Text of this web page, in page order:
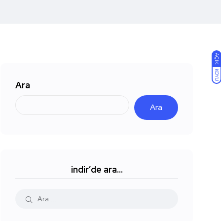
AÇIK
KOYU
Ara
Ara
indir’de ara…